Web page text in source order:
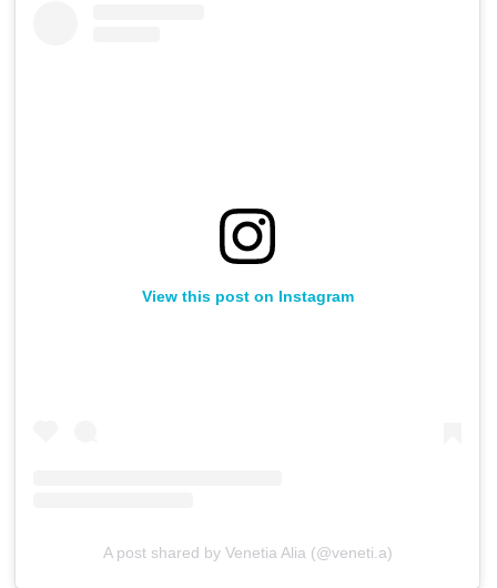
View this post on Instagram
A post shared by Venetia Alia (@veneti.a)